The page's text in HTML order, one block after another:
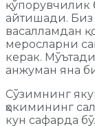
қўпорувчилик
айтишади. Биз
васалламдан
меросларни
керак.
анжуман яна
Сўзимнинг
ҳокимининг
кун сафарда